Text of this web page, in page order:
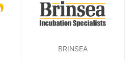
BRINSEA